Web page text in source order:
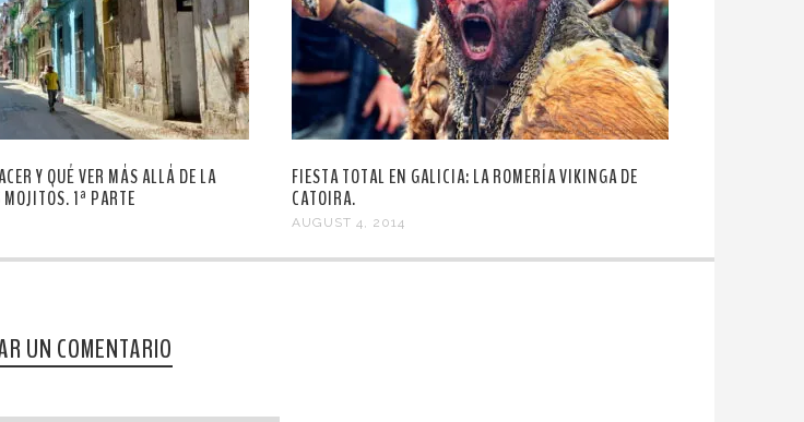
Y QUÉ VER MÁS ALLÁ DE LA
1ª PARTE
FIESTA TOTAL EN GALICIA: LA ROMERÍA VIKINGA DE
CATOIRA.
AUGUST 4, 2014
UN COMENTARIO